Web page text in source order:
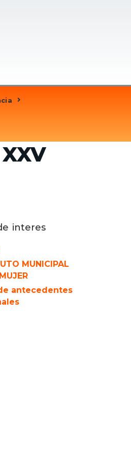
interes
MUNICIPAL
antecedentes